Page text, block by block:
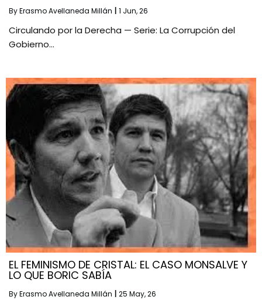
ByErasmo Avellaneda Millán 1 Jun, 26
Circulando por la Derecha — Serie: La Corrupción del
Gobierno…
EL FEMINISMO DE CRISTAL: EL CASO MONSALVE Y
LO QUE BORIC SABÍA
ByErasmo Avellaneda Millán 25 May, 26